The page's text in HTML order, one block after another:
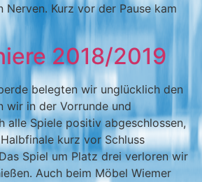
Nerven. Kurz vor der Pause kam
2018/2019
belegten wir unglücklich den
wir in der Vorrunde und
alle Spiele positiv abgeschlossen,
kurz vor Schluss
Spiel um Platz drei verloren wir
Auch beim Möbel Wiemer